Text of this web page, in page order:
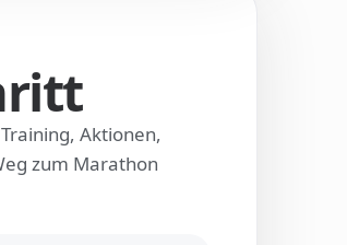
Aktionen,
zum Marathon